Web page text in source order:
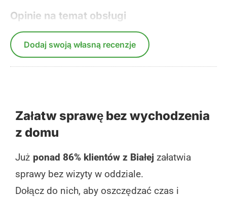
Opinie na temat obsługi
Dodaj swoją własną recenzje
Załatw sprawę bez wychodzenia
z domu
Już ponad 86% klientów z Białej załatwia
sprawy bez wizyty w oddziale.
Dołącz do nich, aby oszczędzać czas i